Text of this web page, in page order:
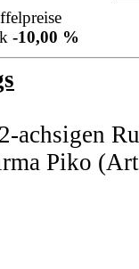
-10,00 %
achsigen
Piko